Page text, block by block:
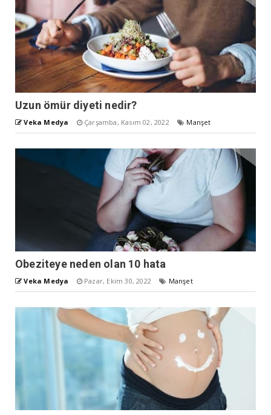
Uzun ömür diyeti nedir?
Veka Medya Çarşamba, Kasım 02, 2022 Manşet
Obeziteye neden olan 10 hata
Veka Medya Pazar, Ekim 30, 2022 Manşet